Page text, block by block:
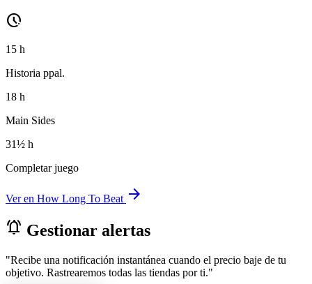
pace
15 h
Historia ppal.
18 h
Main Sides
31½ h
Completar juego
Ver en How Long To Beat arrow_forward
notifications_active Gestionar alertas
"Recibe una notificación instantánea cuando el precio baje de tu
objetivo. Rastrearemos todas las tiendas por ti."